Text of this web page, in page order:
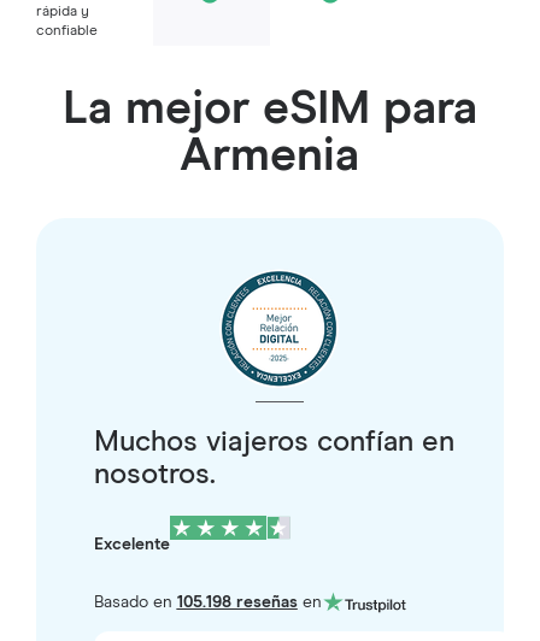
rápida y
confiable
La mejor eSIM para
Armenia
Muchos viajeros confían en
nosotros.
Excelente
Basado en 105.198 reseñasen